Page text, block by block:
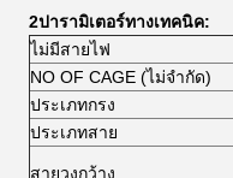
2ปารามิเตอร์ทางเทคนิค:
ไม่มีสายไฟ
NO OF CAGE (ไม่จํากัด)
ประเภทกรง
ประเภทสาย
สายวงกว้าง